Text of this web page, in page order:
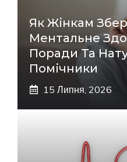
Як Жінкам
Ментальне
Поради Та
Помічники
15 Липня, 2026